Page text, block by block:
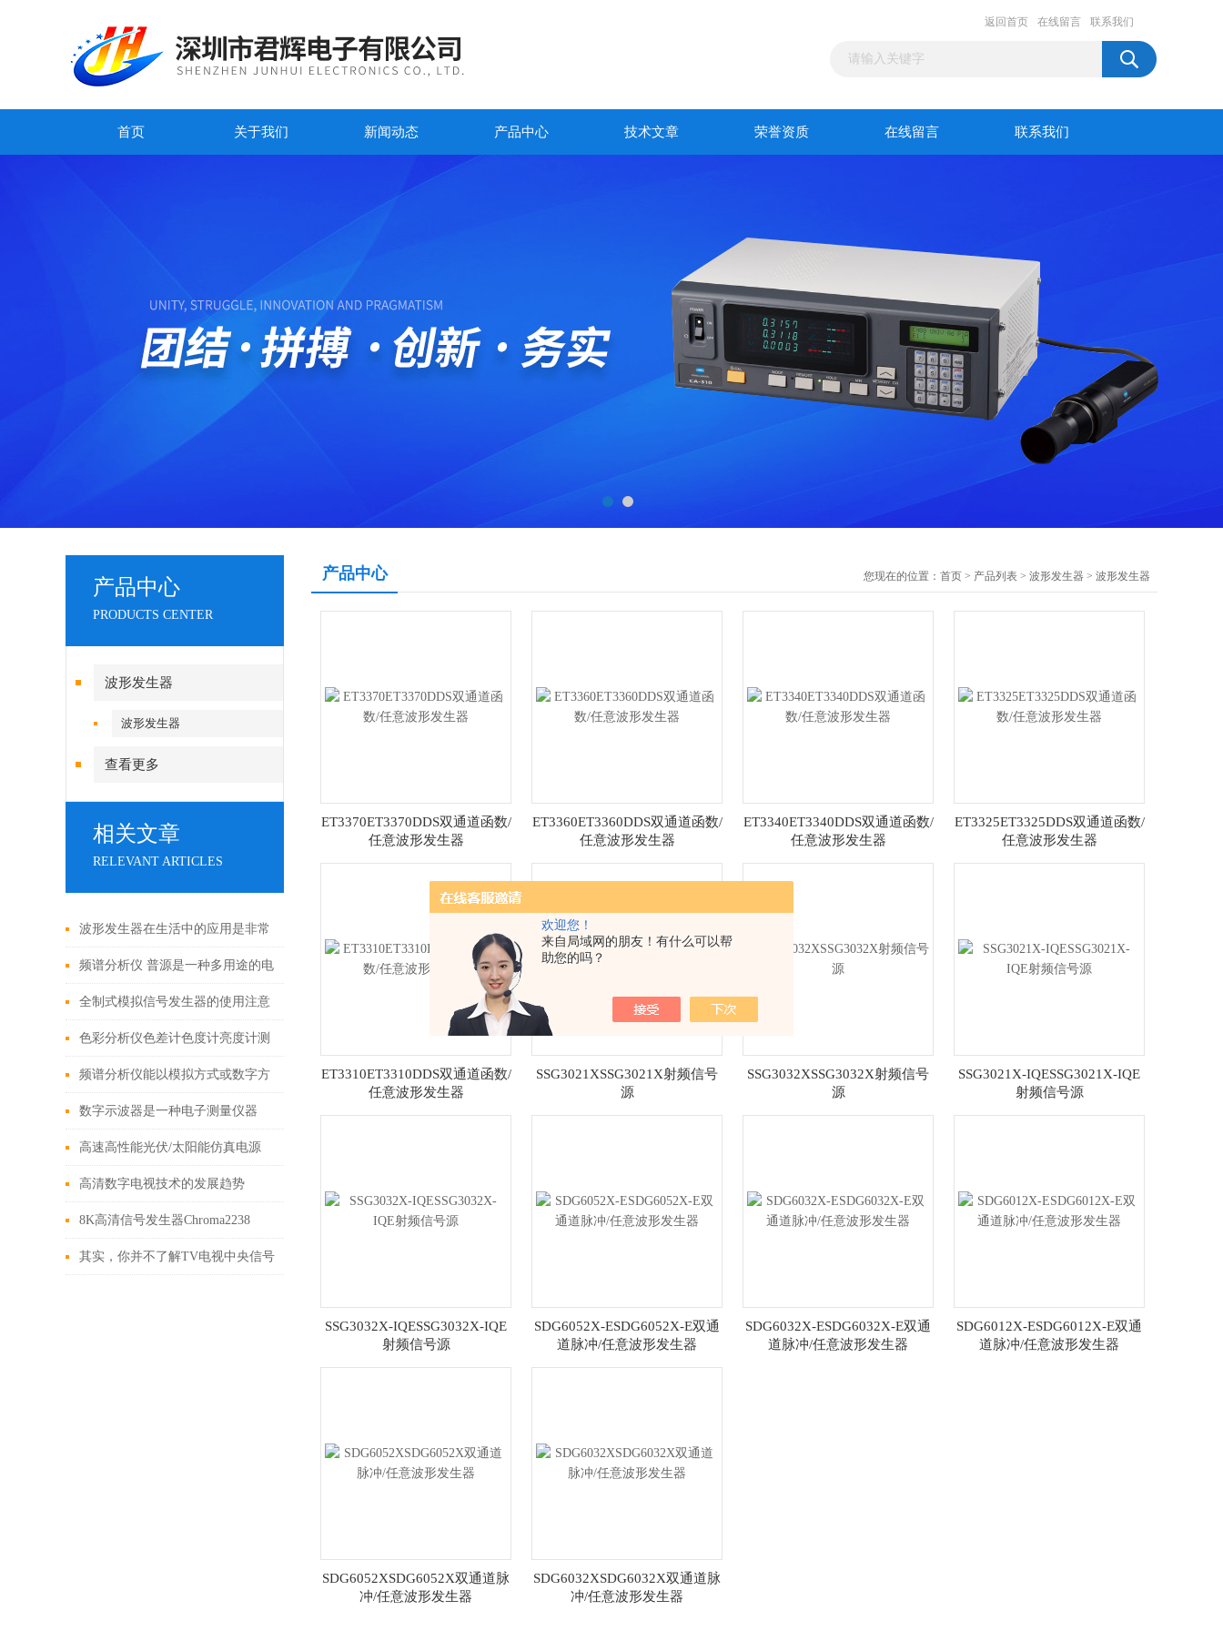
欢迎您！
来自局域网的朋友！有什么可以帮
助您的吗？
返回首页 在线留言 联系我们
首页 关于我们 新闻动态 产品中心 技术文章 荣誉资质 在线留言 联系我们
产品中心
PRODUCTS CENTER
波形发生器
波形发生器
查看更多
相关文章
RELEVANT ARTICLES
波形发生器在生活中的应用是非常
广泛的
频谱分析仪 普源是一种多用途的电
子测量仪器
全制式模拟信号发生器的使用注意
色彩分析仪色差计色度计亮度计测
色仪CA310
频谱分析仪能以模拟方式或数字方
式显示分析结果
数字示波器是一种电子测量仪器
高速高性能光伏/太阳能仿真电源
高清数字电视技术的发展趋势
8K高清信号发生器Chroma2238
其实，你并不了解TV电视中央信号
产品中心 您现在的位置： 首页 > 产品列表 > 波形发生器 > 波形发生器
ET3370ET3370DDS双通道函数/
任意波形发生器
ET3360ET3360DDS双通道函数/
任意波形发生器
ET3340ET3340DDS双通道函数/
任意波形发生器
ET3325ET3325DDS双通道函数/
任意波形发生器
ET3310ET3310DDS双通道函数/
任意波形发生器
SSG3021XSSG3021X射频信号
源
SSG3032XSSG3032X射频信号
源
SSG3021X-IQESSG3021X-IQE
射频信号源
SSG3032X-IQESSG3032X-IQE
射频信号源
SDG6052X-ESDG6052X-E双通
道脉冲/任意波形发生器
SDG6032X-ESDG6032X-E双通
道脉冲/任意波形发生器
SDG6012X-ESDG6012X-E双通
道脉冲/任意波形发生器
SDG6052XSDG6052X双通道脉
冲/任意波形发生器
SDG6032XSDG6032X双通道脉
冲/任意波形发生器